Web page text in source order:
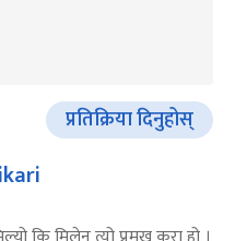
प्रतिक्रिया दिनुहोस्